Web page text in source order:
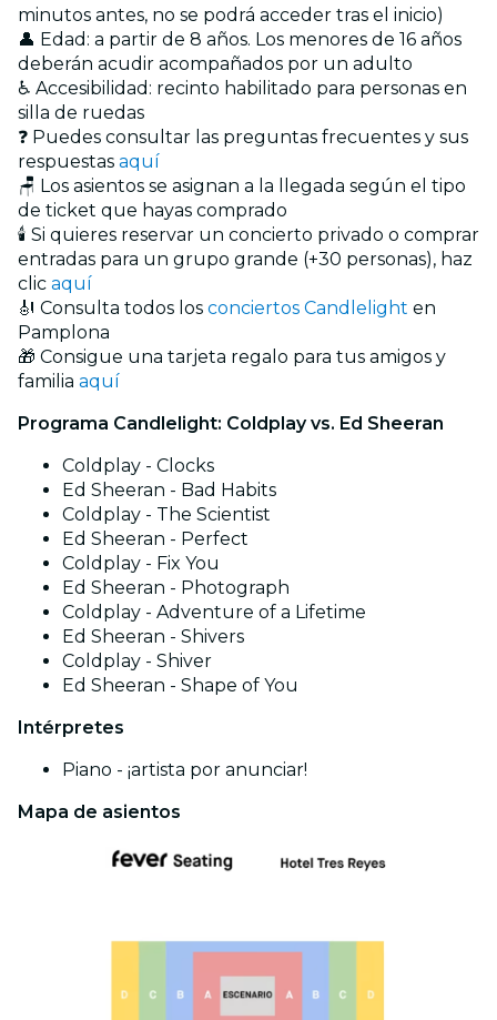
minutos antes, no se podrá acceder tras el inicio)
👤 Edad: a partir de 8 años. Los menores de 16 años
deberán acudir acompañados por un adulto
♿ Accesibilidad: recinto habilitado para personas en
silla de ruedas
❓ Puedes consultar las preguntas frecuentes y sus
respuestas aquí
🪑 Los asientos se asignan a la llegada según el tipo
de ticket que hayas comprado
🕯️ Si quieres reservar un concierto privado o comprar
entradas para un grupo grande (+30 personas), haz
clic aquí
🎻 Consulta todos los conciertos Candlelight en
Pamplona
🎁 Consigue una tarjeta regalo para tus amigos y
familia aquí
Programa Candlelight: Coldplay vs. Ed Sheeran
Coldplay - Clocks
Ed Sheeran - Bad Habits
Coldplay - The Scientist
Ed Sheeran - Perfect
Coldplay - Fix You
Ed Sheeran - Photograph
Coldplay - Adventure of a Lifetime
Ed Sheeran - Shivers
Coldplay - Shiver
Ed Sheeran - Shape of You
Intérpretes
Piano - ¡artista por anunciar!
Mapa de asientos